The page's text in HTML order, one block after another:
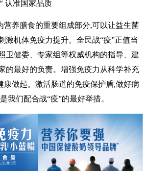
准国家品质
养膳食的重要组成部分,可以让益生菌
激机体免疫力提升。全民战“疫”正值当
卫健委、专家组等权威机构的指导、建
的最好的负责。增强免疫力从科学补充
康做起。激活肠道的免疫保护盾,做好病
我们配合战“疫”的最好举措。